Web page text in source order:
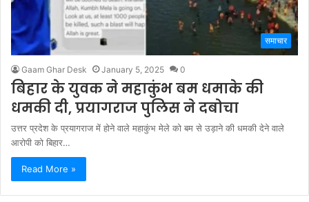
समाचार
Gaam Ghar Desk January 5, 2025 0
बिहार के युवक ने महाकुंभ बम धमाके की
धमकी दी, प्रयागराज पुलिस ने दबोचा
उत्तर प्रदेश के प्रयागराज में होने वाले महाकुंभ मेले को बम से उड़ाने की धमकी देने वाले
आरोपी को बिहार…
Read More »